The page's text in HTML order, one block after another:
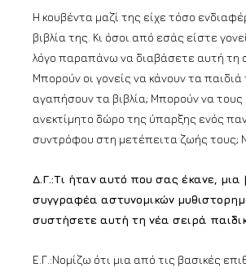
Η κουβέντα μαζί της είχε τόσο
βιβλία της. Κι όσοι από εσάς είστε
λόγο παραπάνω να διαβάσετε αυτή τη
Μπορούν οι γονείς να κάνουν τα παιδιά
αγαπήσουν τα βιβλία; Μπορούν να τους
ανεκτίμητο δώρο της ύπαρξης ενός
συντρόφου στη μετέπειτα ζωής τους;
Δ.Γ.:Τι ήταν αυτό που σας έκανε, μια
συγγραφέα αστυνομικών
συστήσετε αυτή τη νέα σειρά
Ε.Γ.:Νομίζω ότι μια από τις βασικές